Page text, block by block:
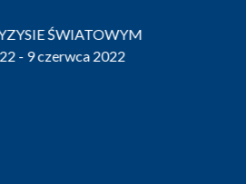
ŚWIATOWYM
2022 - 9 czerwca 2022